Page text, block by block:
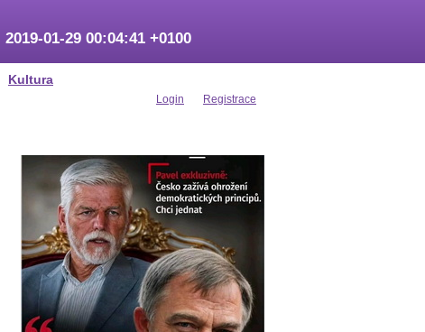
Kultura
2019-01-29 00:04:41 +0100
Login Registrace